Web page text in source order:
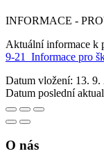
INFORMACE -
Aktuální informace k
9-21_Informace pro
Datum vložení: 13. 9.
Datum poslední
O nás